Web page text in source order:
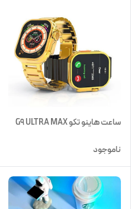
ساعت هاینو تکو G9 ULTRA MAX
ناموجود